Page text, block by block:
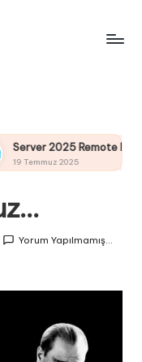
2025 Remote Desktop
2025
Yorum Yapılmamış...